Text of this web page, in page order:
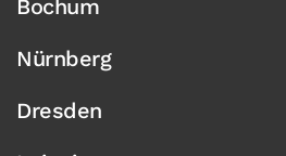
Bochum
Nürnberg
Dresden